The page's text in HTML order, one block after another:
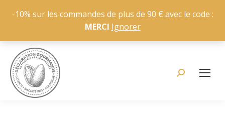
-10% sur les commandes de plus de 90 € avec le code :
MERCI Ignorer
Recherche